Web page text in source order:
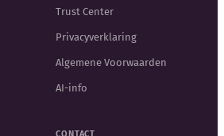
Trust Center
Privacyverklaring
Algemene Voorwaarden
AI-info